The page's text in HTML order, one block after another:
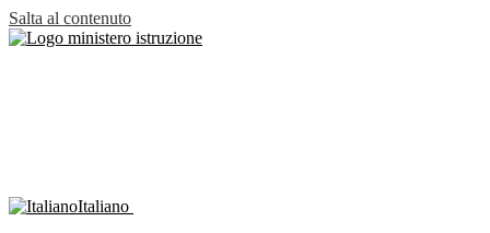
Salta al contenuto
Italiano